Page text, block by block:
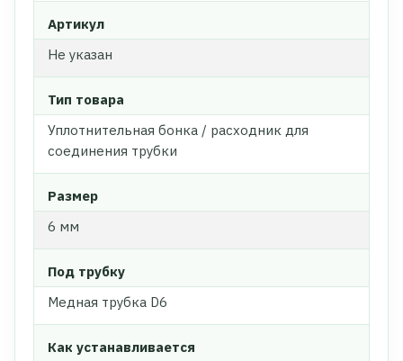
Артикул
Не указан
Тип товара
Уплотнительная бонка / расходник для
соединения трубки
Размер
6 мм
Под трубку
Медная трубка D6
Как устанавливается